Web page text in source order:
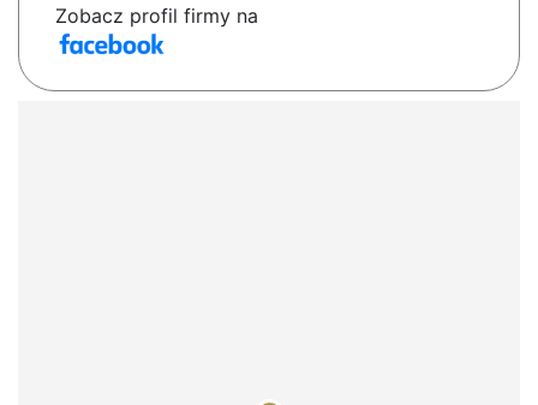
Zobacz profil firmy na